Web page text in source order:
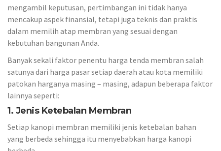
mengambil keputusan, pertimbangan ini tidak hanya
mencakup aspek finansial, tetapi juga teknis dan praktis
dalam memilih atap membran yang sesuai dengan
kebutuhan bangunan Anda.
Banyak sekali faktor penentu harga tenda membran salah
satunya dari harga pasar setiap daerah atau kota memiliki
patokan harganya masing – masing, adapun beberapa faktor
lainnya seperti:
1. Jenis Ketebalan Membran
Setiap kanopi membran memiliki jenis ketebalan bahan
yang berbeda sehingga itu menyebabkan harga kanopi